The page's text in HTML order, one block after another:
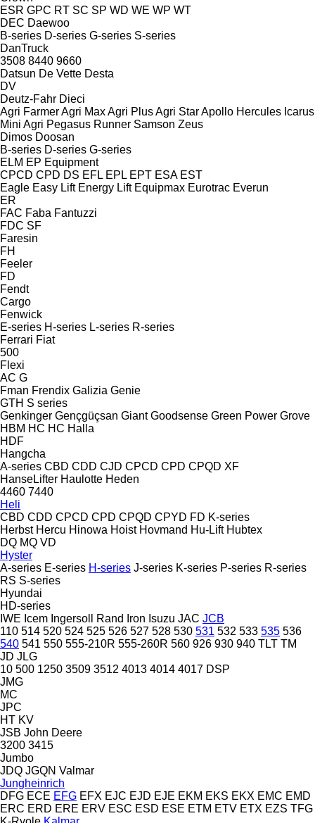
ESR GPC RT SC SP WD WE WP WT
DEC Daewoo
B-series D-series G-series S-series
DanTruck
3508 8440 9660
Datsun De Vette Desta
DV
Deutz-Fahr Dieci
Agri FarmerAgri MaxAgri PlusAgri StarApollo Hercules Icarus
Mini Agri Pegasus Runner Samson Zeus
Dimos Doosan
B-series D-series G-series
ELM EP Equipment
CPCD CPD DS EFL EPL EPT ESA EST
Eagle Easy Lift Energy Lift Equipmax Eurotrac Everun
ER
FAC Faba Fantuzzi
FDC SF
Faresin
FH
Feeler
FD
Fendt
Cargo
Fenwick
E-series H-series L-series R-series
Ferrari Fiat
500
Flexi
AC G
Fman Frendix Galizia Genie
GTH S series
Genkinger Gençgüçsan Giant Goodsense Green Power Grove
HBM HC HC Halla
HDF
Hangcha
A-series CBD CDD CJD CPCD CPD CPQD XF
HanseLifter Haulotte Heden
4460 7440
Heli
CBD CDD CPCD CPD CPQD CPYD FD K-series
Herbst Hercu Hinowa Hoist Hovmand Hu-Lift Hubtex
DQ MQ VD
Hyster
A-series E-series H-series J-series K-series P-series R-series
RS S-series
Hyundai
HD-series
IWE Icem Ingersoll Rand Iron Isuzu JAC JCB
110 514 520 524 525 526 527 528 530 531 532 533 535 536
540 541 550 555-210R 555-260R 560 926 930 940 TLT TM
JD JLG
10 500 1250 3509 3512 4013 4014 4017 DSP
JMG
MC
JPC
HT KV
JSB John Deere
3200 3415
Jumbo
JDQ JGQN Valmar
Jungheinrich
DFG ECE EFG EFX EJC EJD EJE EKM EKS EKX EMC EMD
ERC ERD ERE ERV ESC ESD ESE ETM ETV ETX EZS TFG